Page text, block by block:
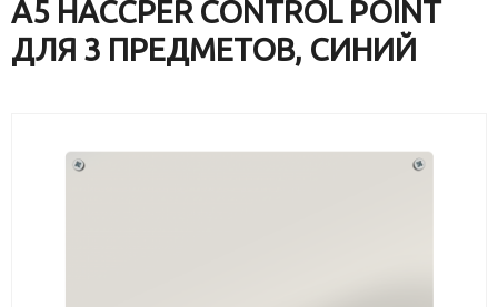
А5 HACCPER CONTROL POINT
ДЛЯ 3 ПРЕДМЕТОВ, СИНИЙ